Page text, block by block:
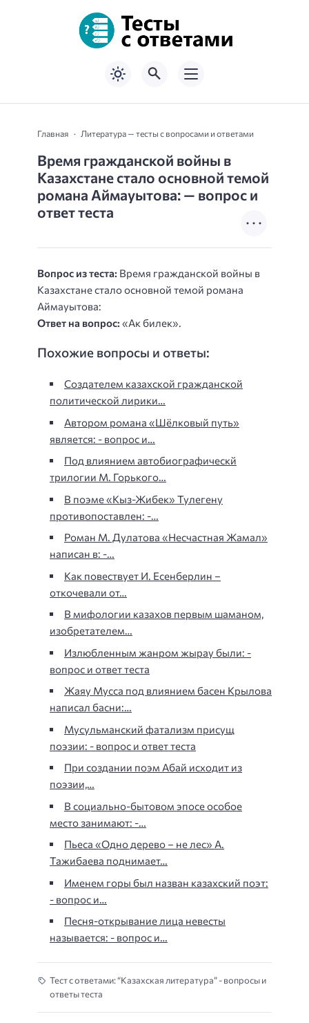
Главная Литература — тесты с вопросами и ответами
Время гражданской войны в
Казахстане стало основной темой
романа Аймауытова: — вопрос и
ответ теста
Вопрос из теста: Время гражданской войны в
Казахстане стало основной темой романа
Аймауытова:
Ответ на вопрос: «Ак билек».
Похожие вопросы и ответы:
Создателем казахской гражданской
политической лирики…
Автором романа «Шёлковый путь»
является: - вопрос и…
Под влиянием автобиографическй
трилогии М. Горького…
В поэме «Кыз-Жибек» Тулегену
противопоставлен: -…
Роман М. Дулатова «Несчастная Жамал»
написан в: -…
Как повествует И. Есенберлин –
откочевали от…
В мифологии казахов первым шаманом,
изобретателем…
Излюбленным жанром жырау были: -
вопрос и ответ теста
Жаяу Мусса под влиянием басен Крылова
написал басни:…
Мусульманский фатализм присущ
поэзии: - вопрос и ответ теста
При создании поэм Абай исходит из
поэзии,…
В социально-бытовом эпосе особое
место занимают: -…
Пьеса «Одно дерево – не лес» А.
Тажибаева поднимает…
Именем горы был назван казахский поэт:
- вопрос и…
Песня-открывание лица невесты
называется: - вопрос и…
Тест с ответами: “Казахская литература” - вопросы и
ответы теста